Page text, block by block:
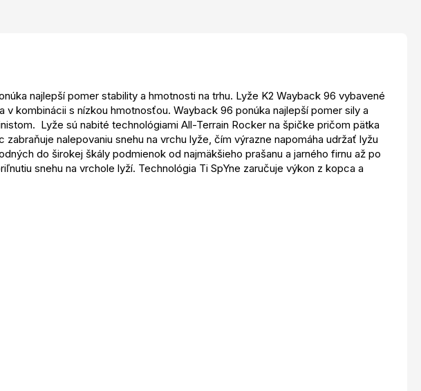
najlepší pomer stability a hmotnosti na trhu. Lyže K2 Wayback 96 vybavené
kombinácii s nízkou hmotnosťou. Wayback 96 ponúka najlepší pomer sily a
Lyže sú nabité technológiami All-Terrain Rocker na špičke pričom pätka
nalepovaniu snehu na vrchu lyže, čím výrazne napomáha udržať lyžu
do širokej škály podmienok od najmäkšieho prašanu a jarného firnu až po
snehu na vrchole lyží. Technológia Ti SpYne zaručuje výkon z kopca a